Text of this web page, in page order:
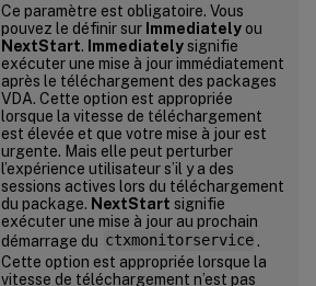
Ce paramètre est obligatoire. Vous
pouvez le définir sur Immediatelyou
NextStart. Immediatelysignifie
exécuter une mise à jour immédiatement
après le téléchargement des packages
VDA. Cette option est appropriée
lorsque la vitesse de téléchargement
est élevée et que votre mise à jour est
urgente. Mais elle peut perturber
l’expérience utilisateur s’il y a des
sessions actives lors du téléchargement
du package. NextStart signifie
exécuter une mise à jour au prochain
démarrage du ctxmonitorservice.
Cette option est appropriée lorsque la
vitesse de téléchargement n’est pas